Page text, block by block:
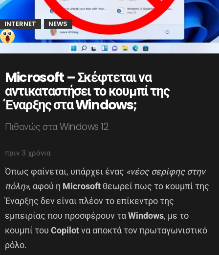
INTERNET , NEWS
Microsoft – Σκέφτεται να
αντικαταστήσει το κουμπί της
Έναρξης στα Windows;
Πιθανώς στα Windows 12
πριν 3 χρόνια
Όπως φαίνεται, υπάρχει ένας «νέος σερίφης στην
πόλη», αφού η Microsoft θεωρεί πως το κουμπί της
Έναρξης δεν είναι πλέον το επίκεντρο της
εμπειρίας που προσφέρουν ταWindows, με το
κουμπί του Copilotνα αποκτά τον πρωταγωνιστικό
ρόλο.